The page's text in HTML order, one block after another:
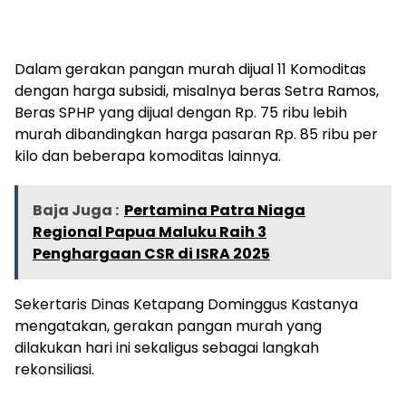
Dalam gerakan pangan murah dijual 11 Komoditas
dengan harga subsidi, misalnya beras Setra Ramos,
Beras SPHP yang dijual dengan Rp. 75 ribu lebih
murah dibandingkan harga pasaran Rp. 85 ribu per
kilo dan beberapa komoditas lainnya.
Baja Juga : Pertamina Patra Niaga
Regional Papua Maluku Raih 3
Penghargaan CSR di ISRA 2025
Sekertaris Dinas Ketapang Dominggus Kastanya
mengatakan, gerakan pangan murah yang
dilakukan hari ini sekaligus sebagai langkah
rekonsiliasi.